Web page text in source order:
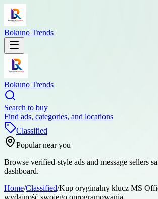
Bokuno Trends
Bokuno Trends
Search to buy
Find ads, categories, and locations
Classified
Popular near you
Browse verified-style ads and message sellers
dashboard.
Home/Classified/Kup oryginalny klucz MS
wydajność swojego oprogramowania